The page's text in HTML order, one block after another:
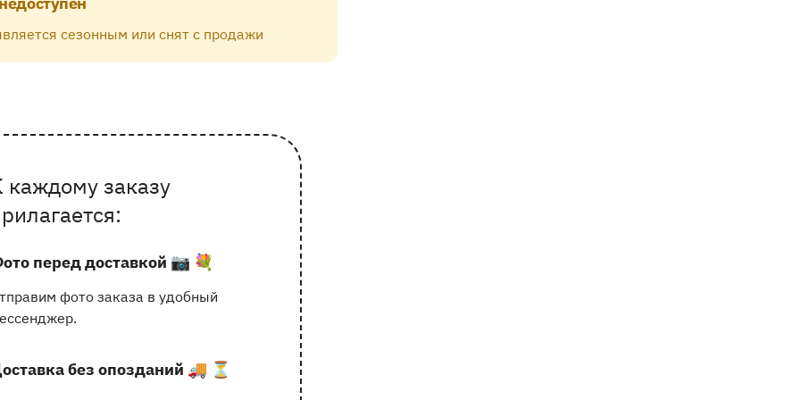
сезонным или снят с продажи
выбирают Флорео
каждому заказу
перед доставкой 📷 💐
фото заказа в удобный
без опозданий 🚚 ⏳